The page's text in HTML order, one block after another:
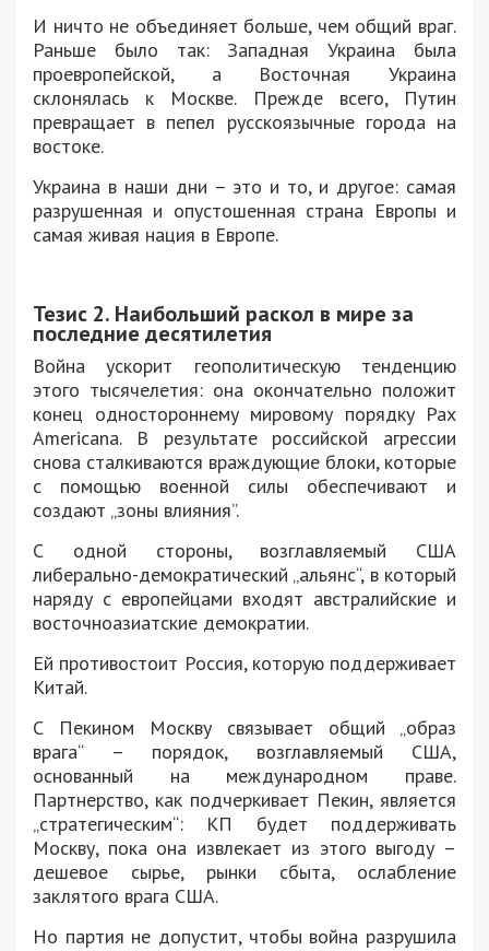
И ничто не объединяет больше, чем общий враг.
Раньше было так: Западная Украина была
проевропейской, а Восточная Украина
склонялась к Москве. Прежде всего, Путин
превращает в пепел русскоязычные города на
востоке.
Украина в наши дни – это и то, и другое: самая
разрушенная и опустошенная страна Европы и
самая живая нация в Европе.
Тезис 2. Наибольший раскол в мире за
последние десятилетия
Война ускорит геополитическую тенденцию
этого тысячелетия: она окончательно положит
конец одностороннему мировому порядку Pax
Americana. В результате российской агрессии
снова сталкиваются враждующие блоки, которые
с помощью военной силы обеспечивают и
создают „зоны влияния”.
С одной стороны, возглавляемый США
либерально-демократический „альянс“, в который
наряду с европейцами входят австралийские и
восточноазиатские демократии.
Ей противостоит Россия, которую поддерживает
Китай.
С Пекином Москву связывает общий „образ
врага“ – порядок, возглавляемый США,
основанный на международном праве.
Партнерство, как подчеркивает Пекин, является
„стратегическим“: КП будет поддерживать
Москву, пока она извлекает из этого выгоду –
дешевое сырье, рынки сбыта, ослабление
заклятого врага США.
Но партия не допустит, чтобы война разрушила